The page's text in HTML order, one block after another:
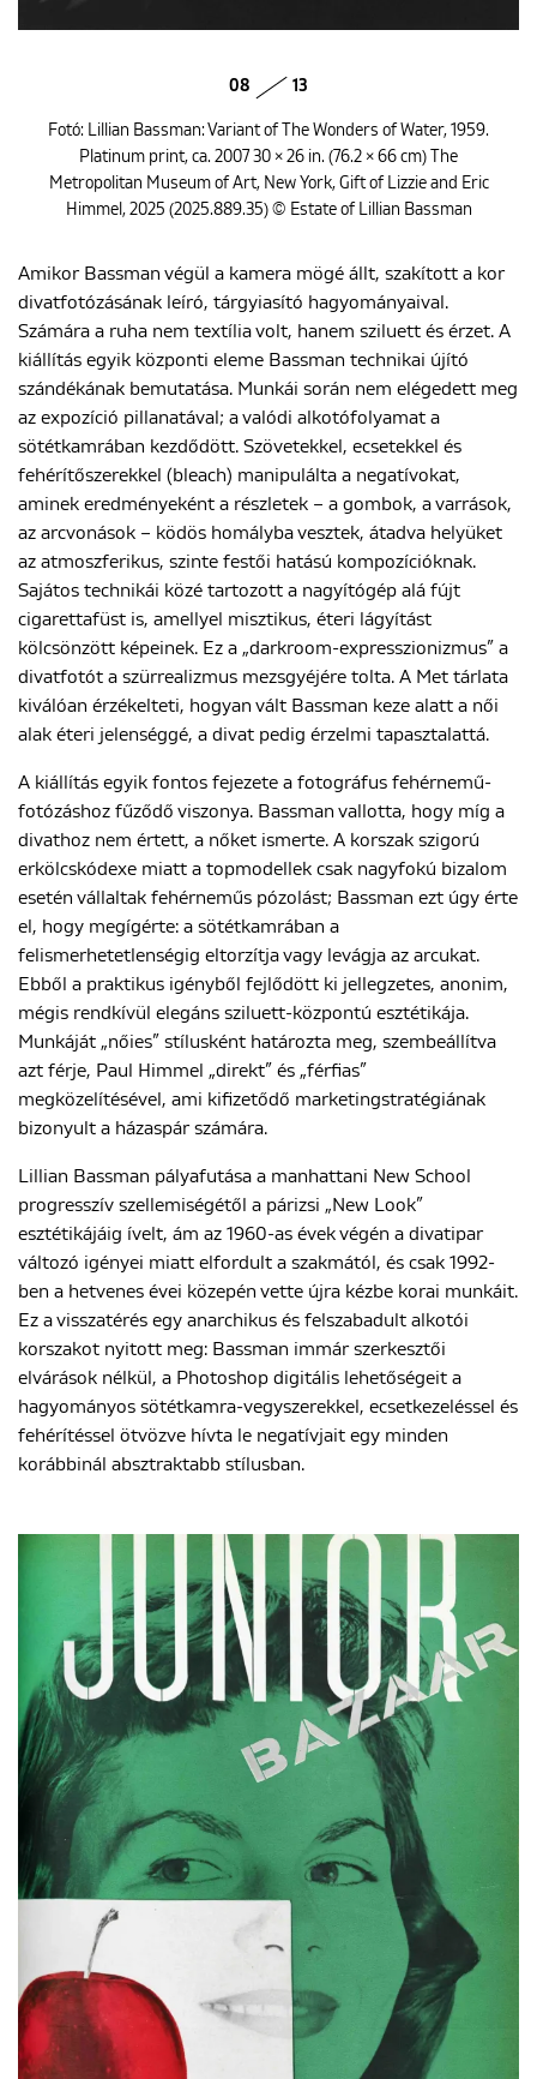
08 13
Fotó: Lillian Bassman: Variant of The Wonders of Water, 1959.
Platinum print, ca. 2007 30 × 26 in. (76.2 × 66 cm) The
Metropolitan Museum of Art, New York, Gift of Lizzie and Eric
Himmel, 2025 (2025.889.35) © Estate of Lillian Bassman
Amikor Bassman végül a kamera mögé állt, szakított a kor
divatfotózásának leíró, tárgyiasító hagyományaival.
Számára a ruha nem textília volt, hanem sziluett és érzet. A
kiállítás egyik központi eleme Bassman technikai újító
szándékának bemutatása. Munkái során nem elégedett meg
az expozíció pillanatával; a valódi alkotófolyamat a
sötétkamrában kezdődött. Szövetekkel, ecsetekkel és
fehérítőszerekkel (bleach) manipulálta a negatívokat,
aminek eredményeként a részletek – a gombok, a varrások,
az arcvonások – ködös homályba vesztek, átadva helyüket
az atmoszferikus, szinte festői hatású kompozícióknak.
Sajátos technikái közé tartozott a nagyítógép alá fújt
cigarettafüst is, amellyel misztikus, éteri lágyítást
kölcsönzött képeinek. Ez a „darkroom-expresszionizmus” a
divatfotót a szürrealizmus mezsgyéjére tolta. A Met tárlata
kiválóan érzékelteti, hogyan vált Bassman keze alatt a női
alak éteri jelenséggé, a divat pedig érzelmi tapasztalattá.
A kiállítás egyik fontos fejezete a fotográfus fehérnemű-
fotózáshoz fűződő viszonya. Bassman vallotta, hogy míg a
divathoz nem értett, a nőket ismerte. A korszak szigorú
erkölcskódexe miatt a topmodellek csak nagyfokú bizalom
esetén vállaltak fehérneműs pózolást; Bassman ezt úgy érte
el, hogy megígérte: a sötétkamrában a
felismerhetetlenségig eltorzítja vagy levágja az arcukat.
Ebből a praktikus igényből fejlődött ki jellegzetes, anonim,
mégis rendkívül elegáns sziluett-központú esztétikája.
Munkáját „nőies” stílusként határozta meg, szembeállítva
azt férje, Paul Himmel „direkt” és „férfias”
megközelítésével, ami kifizetődő marketingstratégiának
bizonyult a házaspár számára.
Lillian Bassman pályafutása a manhattani New School
progresszív szellemiségétől a párizsi „New Look”
esztétikájáig ívelt, ám az 1960-as évek végén a divatipar
változó igényei miatt elfordult a szakmától, és csak 1992-
ben a hetvenes évei közepén vette újra kézbe korai munkáit.
Ez a visszatérés egy anarchikus és felszabadult alkotói
korszakot nyitott meg: Bassman immár szerkesztői
elvárások nélkül, a Photoshop digitális lehetőségeit a
hagyományos sötétkamra-vegyszerekkel, ecsetkezeléssel és
fehérítéssel ötvözve hívta le negatívjait egy minden
korábbinál absztraktabb stílusban.